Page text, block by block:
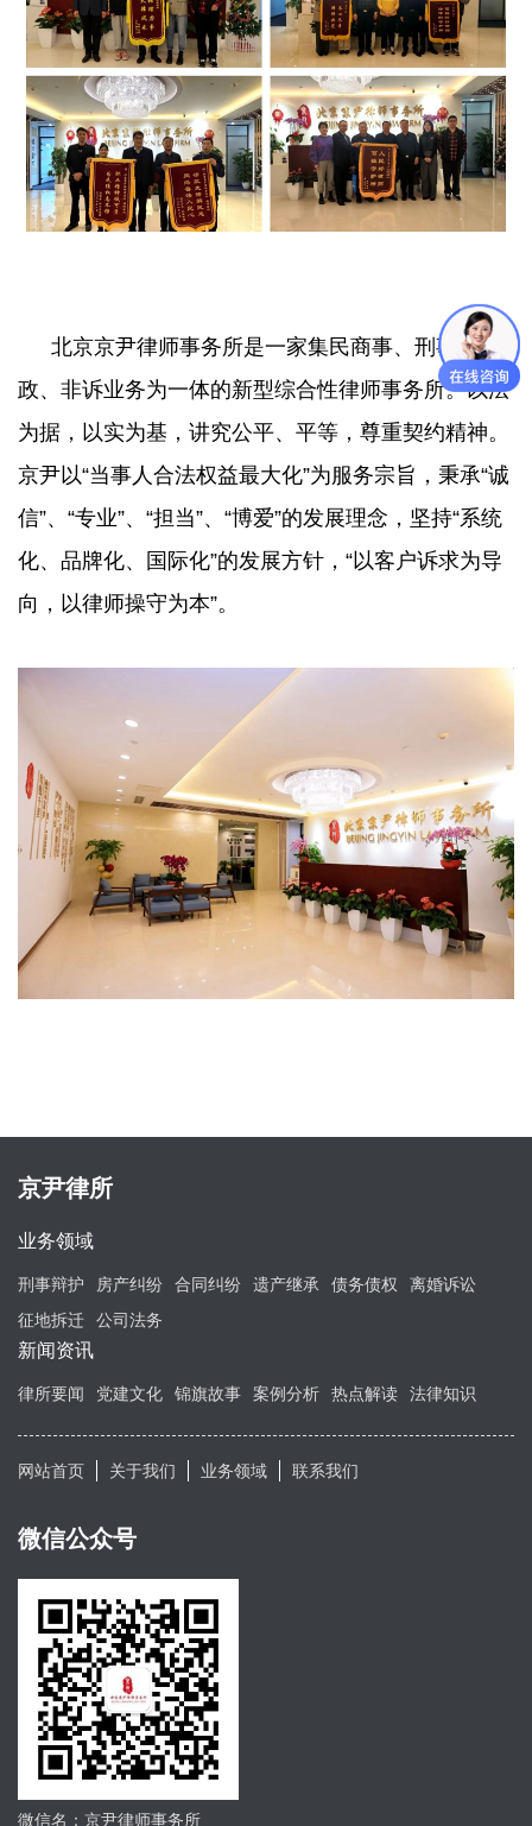
北京京尹律师事务所是一家集民商事、刑事、行
政、非诉业务为一体的新型综合性律师事务所。以法
为据，以实为基，讲究公平、平等，尊重契约精神。
京尹以“当事人合法权益最大化”为服务宗旨，秉承“诚
信”、“专业”、“担当”、“博爱”的发展理念，坚持“系统
化、品牌化、国际化”的发展方针，“以客户诉求为导
向，以律师操守为本”。
京尹律所
业务领域
刑事辩护 房产纠纷 合同纠纷 遗产继承 债务债权
离婚诉讼
征地拆迁
公司法务
新闻资讯
律所要闻 党建文化 锦旗故事 案例分析 热点解读 法律知识
网站首页 关于我们 业务领域 联系我们
微信公众号
微信名：京尹律师事务所